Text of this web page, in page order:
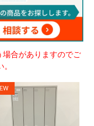
合がありますのでご